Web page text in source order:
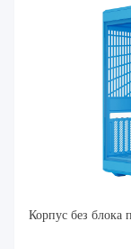
Корпус без